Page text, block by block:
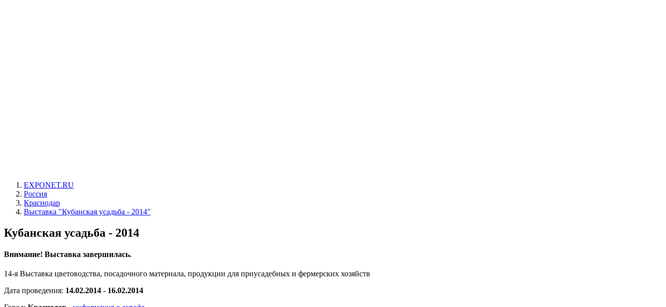
EXPONET.RU
Россия
Краснодар
Выставка "Кубанская усадьба - 2014"
Кубанская усадьба - 2014
Внимание! Выставка завершилась.
14-я Выставка цветоводства, посадочного материала, продукции для приусадебных и фермерских хозяйств
Дата проведения: 14.02.2014 - 16.02.2014